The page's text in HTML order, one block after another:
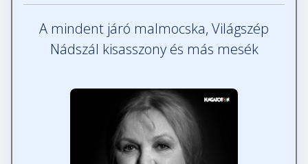
A mindent járó malmocska, Világszép
Nádszál kisasszony és más mesék